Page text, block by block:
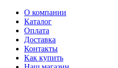
О компании
Каталог
Оплата
Доставка
Контакты
Как купить